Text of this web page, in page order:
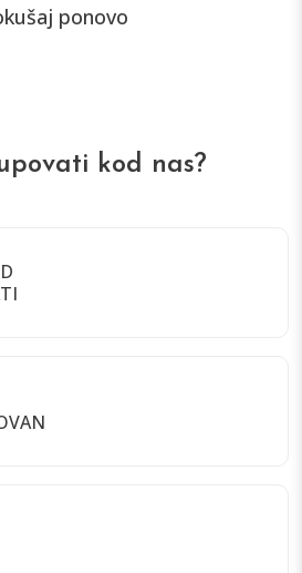
ponovo
kod nas?